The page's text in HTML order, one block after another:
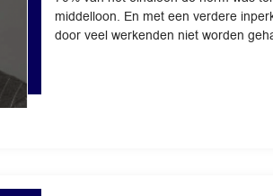
middelloon. En met een verdere
door veel werkenden niet worden